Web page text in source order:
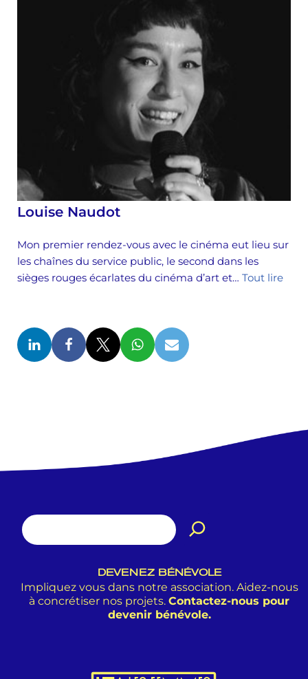
Louise Naudot
Mon premier rendez-vous avec le cinéma eut lieu sur
les chaînes du service public, le second dans les
sièges rouges écarlates du cinéma d’art et… Tout lire
DEVENEZ BÉNÉVOLE
Impliquez vous dans notre association. Aidez-nous
à concrétiser nos projets. Contactez-nous pour
devenir bénévole.